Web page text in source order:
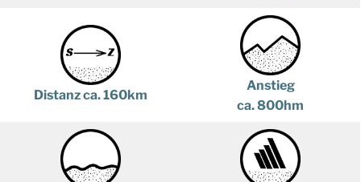
Distanz ca. 160km
Anstieg
ca. 800hm